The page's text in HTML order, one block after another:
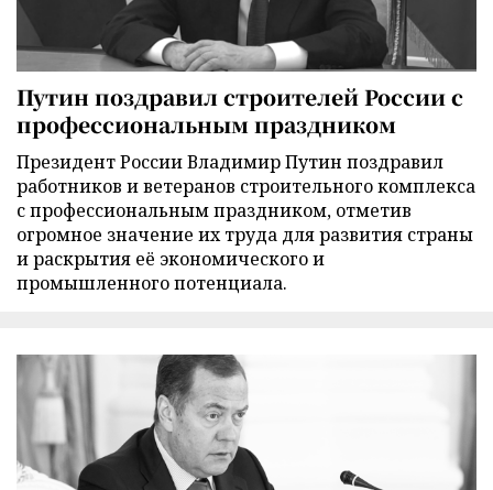
Путин поздравил строителей России с
профессиональным праздником
Президент России Владимир Путин поздравил
работников и ветеранов строительного комплекса
с профессиональным праздником, отметив
огромное значение их труда для развития страны
и раскрытия её экономического и
промышленного потенциала.